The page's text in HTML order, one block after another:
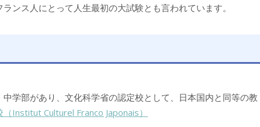
ンス人にとって人生最初の大試験とも言われています。
学部があり、文化科学省の認定校として、日本国内と同等の教
Institut Culturel Franco Japonais）